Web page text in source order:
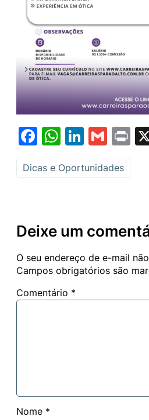
Facebook
Dicas e Oportunidades
Deixe um
O seu endereço de e-mail
Campos obrigatórios são
Comentário *
Nome *